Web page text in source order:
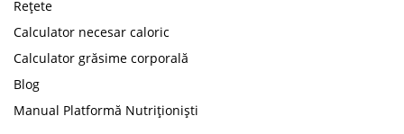
Rețete
Calculator necesar caloric
Calculator grăsime corporală
Blog
Manual Platformă Nutriționiști